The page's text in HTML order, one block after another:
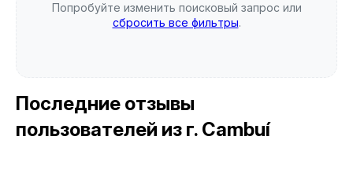
Попробуйте изменить поисковый запрос или
сбросить все фильтры.
Последние отзывы
пользователей из г. Cambuí